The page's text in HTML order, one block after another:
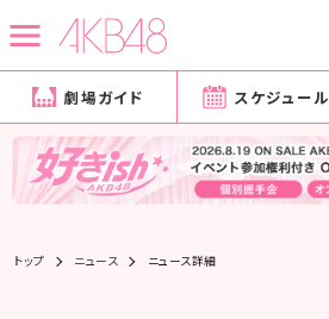
劇場ガイド スケジュール
トップ ニュース ニュース詳細